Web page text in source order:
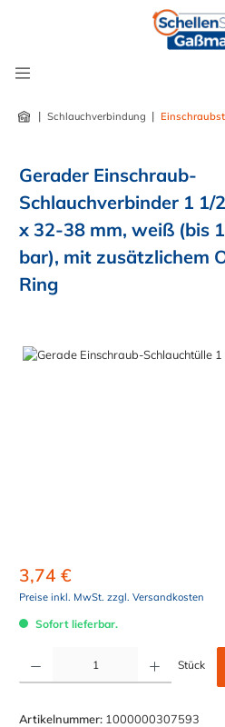
| Schlauchverbindung |
Gerader Einschraub-
Schlauchverbinder 1 1/
x 32-38 mm, weiß (bis
bar), mit zusätzlichem
Ring
Bildergalerie überspringen
3,74 €
Preise inkl. MwSt. zzgl. Versandkosten
Sofort lieferbar.
Stück
Artikelnummer: 1000000307593